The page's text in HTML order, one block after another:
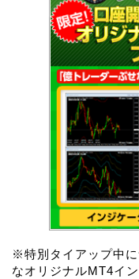
※特別タイアップ中に
なオリジナルMT4イ